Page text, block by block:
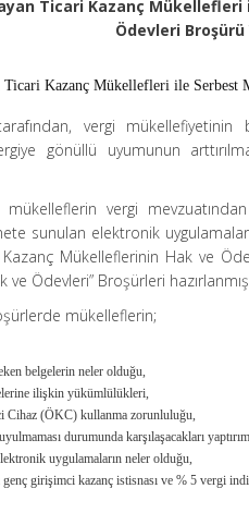
Ticari Kazanç Mükellefleri
Ödevleri Broşürü
Ticari Kazanç Mükellefleri ile Serbest
tarafından, vergi
gönüllü uyumunun
vergi
sunulan elektronik
Mükelleflerinin Hak ve
ve Ödevleri” Broşürleri
mükelleflerin;
belgelerin neler olduğu,
ilişkin yükümlülükleri,
Cihaz (ÖKC) kullanma zorunluluğu,
durumunda karşılaşacakları
uygulamaların neler olduğu,
genç girişimci kazanç istisnası ve % 5 vergi